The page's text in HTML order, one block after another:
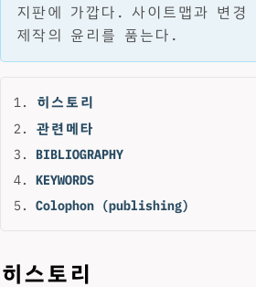
지판에 가깝다. 사이트맵과 변경
제작의 윤리를 품는다.
히스토리
관련메타
BIBLIOGRAPHY
KEYWORDS
Colophon (publishing)
히스토리